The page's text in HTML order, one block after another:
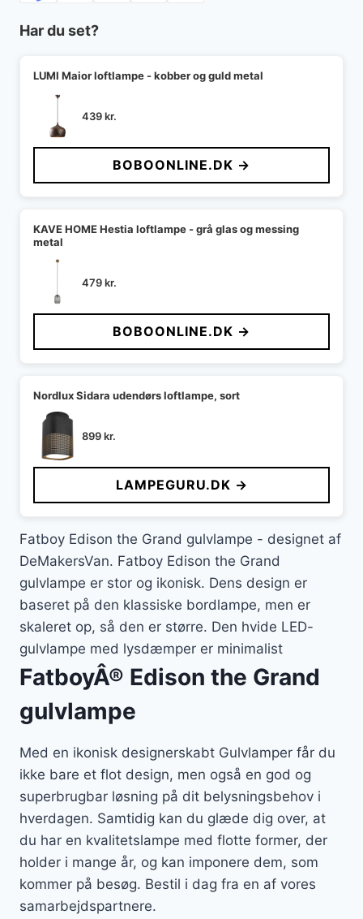
Har du set?
LUMI Maior loftlampe - kobber og guld metal
439kr.
BOBOONLINE.DK →
KAVE HOME Hestia loftlampe - grå glas og messing
metal
479kr.
BOBOONLINE.DK →
Nordlux Sidara udendørs loftlampe, sort
899kr.
LAMPEGURU.DK →
Fatboy Edison the Grand gulvlampe - designet af
DeMakersVan. Fatboy Edison the Grand
gulvlampe er stor og ikonisk. Dens design er
baseret på den klassiske bordlampe, men er
skaleret op, så den er større. Den hvide LED-
gulvlampe med lysdæmper er minimalist
FatboyÂ® Edison the Grand
gulvlampe
Med en ikonisk designerskabt Gulvlamper får du
ikke bare et flot design, men også en god og
superbrugbar løsning på dit belysningsbehov i
hverdagen. Samtidig kan du glæde dig over, at
du har en kvalitetslampe med flotte former, der
holder i mange år, og kan imponere dem, som
kommer på besøg. Bestil i dag fra en af vores
samarbejdspartnere.